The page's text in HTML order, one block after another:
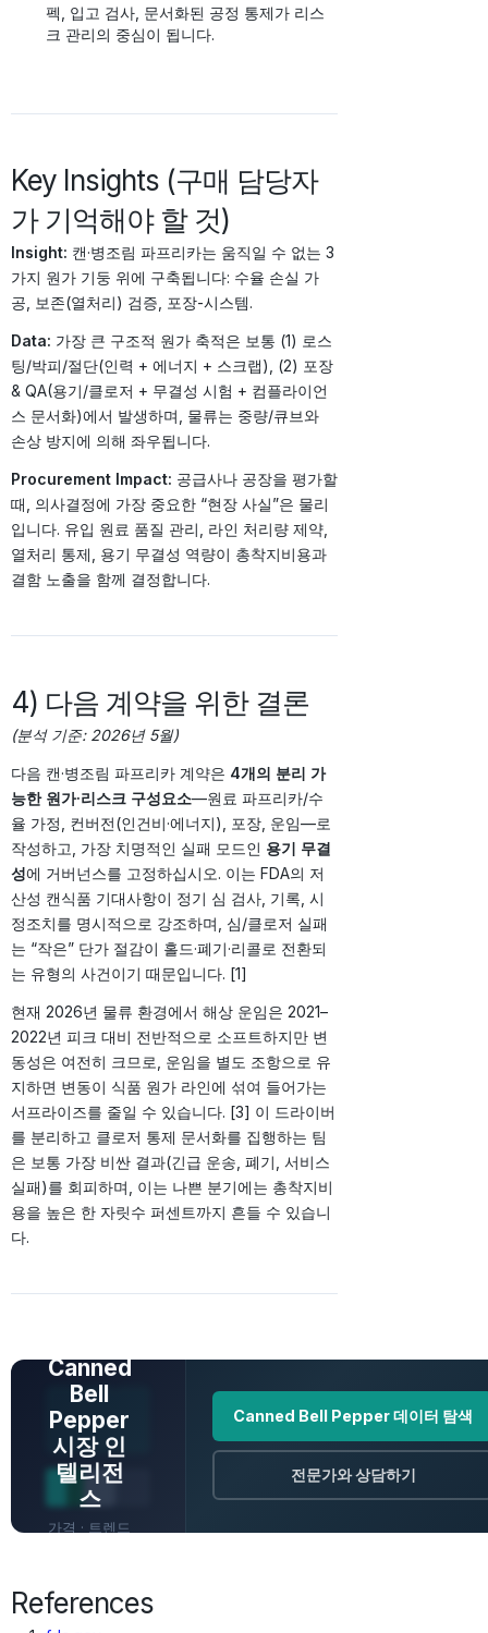
펙, 입고 검사, 문서화된 공정 통제가 리스
크 관리의 중심이 됩니다.
Key Insights (구매 담당자
가 기억해야 할 것)
Insight: 캔·병조림 파프리카는 움직일 수 없는 3
가지 원가 기둥 위에 구축됩니다: 수율 손실 가
공, 보존(열처리) 검증, 포장-시스템.
Data: 가장 큰 구조적 원가 축적은 보통 (1) 로스
팅/박피/절단(인력 + 에너지 + 스크랩), (2) 포장
& QA(용기/클로저 + 무결성 시험 + 컴플라이언
스 문서화)에서 발생하며, 물류는 중량/큐브와
손상 방지에 의해 좌우됩니다.
Procurement Impact: 공급사나 공장을 평가할
때, 의사결정에 가장 중요한 “현장 사실”은 물리
입니다. 유입 원료 품질 관리, 라인 처리량 제약,
열처리 통제, 용기 무결성 역량이 총착지비용과
결함 노출을 함께 결정합니다.
4) 다음 계약을 위한 결론
(분석 기준: 2026년 5월)
다음 캔·병조림 파프리카 계약은 4개의 분리 가
능한 원가·리스크 구성요소—원료 파프리카/수
율 가정, 컨버전(인건비·에너지), 포장, 운임—로
작성하고, 가장 치명적인 실패 모드인 용기 무결
성에 거버넌스를 고정하십시오. 이는 FDA의 저
산성 캔식품 기대사항이 정기 심 검사, 기록, 시
정조치를 명시적으로 강조하며, 심/클로저 실패
는 “작은” 단가 절감이 홀드·폐기·리콜로 전환되
는 유형의 사건이기 때문입니다. [1]
현재 2026년 물류 환경에서 해상 운임은 2021–
2022년 피크 대비 전반적으로 소프트하지만 변
동성은 여전히 크므로, 운임을 별도 조항으로 유
지하면 변동이 식품 원가 라인에 섞여 들어가는
서프라이즈를 줄일 수 있습니다. [3] 이 드라이버
를 분리하고 클로저 통제 문서화를 집행하는 팀
은 보통 가장 비싼 결과(긴급 운송, 폐기, 서비스
실패)를 회피하며, 이는 나쁜 분기에는 총착지비
용을 높은 한 자릿수 퍼센트까지 흔들 수 있습니
다.
Canned
Bell
Pepper
시장 인
텔리전
스
가격 · 트렌드
Canned Bell Pepper 데이터 탐색
전문가와 상담하기
References